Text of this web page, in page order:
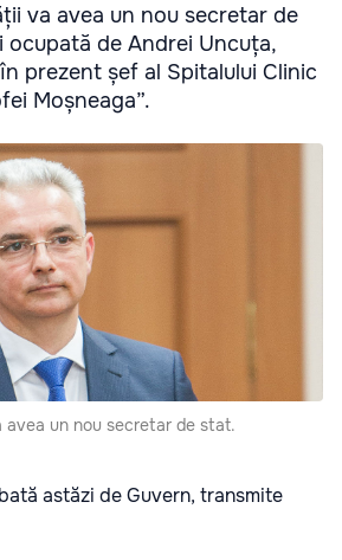
va avea un nou secretar de
de Andrei Uncuța,
prezent șef al Spitalului Clinic
Moșneaga”.
avea un nou secretar de stat.
astăzi de Guvern, transmite